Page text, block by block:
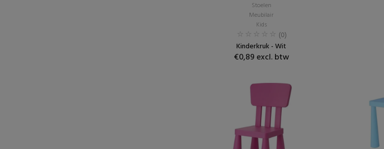
Stoelen
Meubilair
Kids
(0)
Kinderkruk - Wit
€0,89 excl. btw